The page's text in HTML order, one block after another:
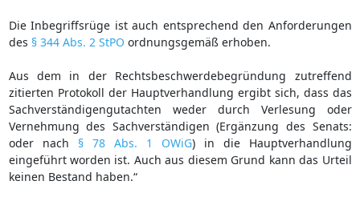
Die Inbegriffsrüge ist auch entsprechend den Anforderungen
des § 344 Abs. 2 StPO ordnungsgemäß erhoben.
Aus dem in der Rechtsbeschwerdebegründung zutreffend
zitierten Protokoll der Hauptverhandlung ergibt sich, dass das
Sachverständigengutachten weder durch Verlesung oder
Vernehmung des Sachverständigen (Ergänzung des Senats:
oder nach § 78 Abs. 1 OWiG) in die Hauptverhandlung
eingeführt worden ist. Auch aus diesem Grund kann das Urteil
keinen Bestand haben.“